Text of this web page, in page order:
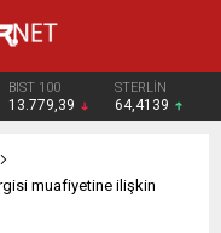
BIST 100
13.779,39
STERLİN
64,4139
muafiyetine ilişkin